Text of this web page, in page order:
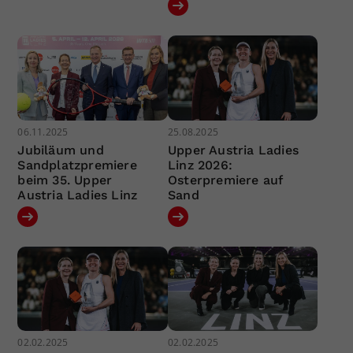
06.11.2025
Jubiläum und
Sandplatzpremiere
beim 35. Upper
Austria Ladies Linz
25.08.2025
Upper Austria Ladies
Linz 2026:
Osterpremiere auf
Sand
02.02.2025 02.02.2025